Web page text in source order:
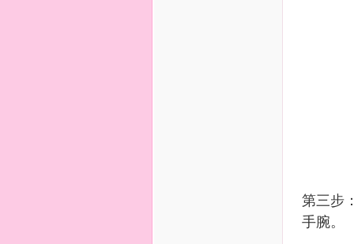
第三步
手腕。